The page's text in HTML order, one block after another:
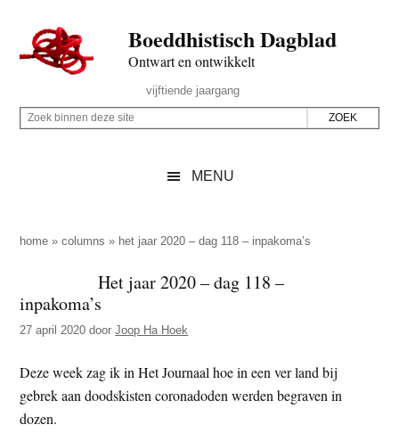
naar
de
inhoud
secondary
naar
de
sidebar
naar
de
Boeddhistisch Dagblad
Ontwart en ontwikkelt
Rechts
vijftiende jaargang
Z
p
e
z
e
s
i
t
Z
i
e
n
e
z
e
MENU
home »columns » het jaar 2020 – dag 118 – inpakoma’s
Het jaar 2020 – dag 118 –
inpakoma’s
27 april 2020 doorJoop Ha Hoek
Deze week zag ik in Het Journaal hoe in een ver land bij
gebrek aan doodskisten coronadoden werden begraven in
dozen.